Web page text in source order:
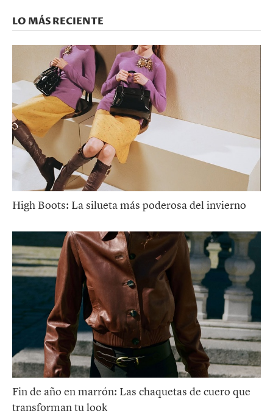
LO MÁS RECIENTE
High Boots: La silueta más poderosa del invierno
Fin de año en marrón: Las chaquetas de cuero que
transforman tu look